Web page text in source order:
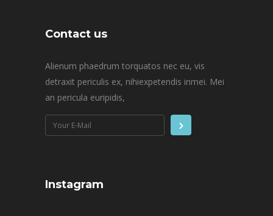
Contact us
Alienum phaedrum torquatos nec eu, vis
detraxit periculis ex, nihiexpetendis inmei. Mei
an pericula euripidis,
Instagram